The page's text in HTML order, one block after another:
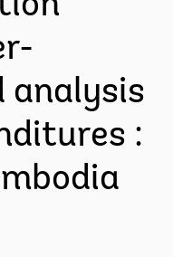
analysis
: